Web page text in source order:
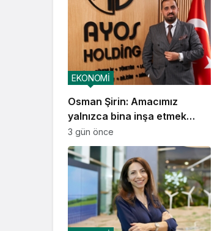
Osman Şirin: Amacımız
yalnızca bina inşa etmek
değil, yatırımcısına
kazandıracak yaşam alanları
üretmek
EKONOMİ
3 gün önce